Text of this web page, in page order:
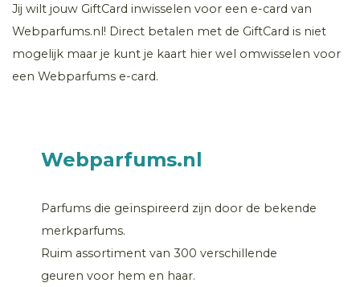
Jij wilt jouw GiftCard inwisselen voor een e-card van
Webparfums.nl! Direct betalen met de GiftCard is niet
mogelijk maar je kunt je kaart hier wel omwisselen voor
een Webparfums e-card.
Webparfums.nl
Parfums die geïnspireerd zijn door de bekende
merkparfums.
Ruim assortiment van 300 verschillende
geuren voor hem en haar.